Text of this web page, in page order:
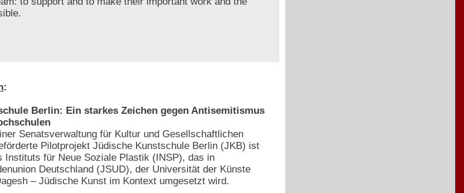
:
Berlin: Ein starkes Zeichen gegen Antisemitismus
Senatsverwaltung für Kultur und Gesellschaftlichen
Pilotprojekt Jüdische Kunstschule Berlin (JKB) ist
Instituts für Neue Soziale Plastik (INSP), das in
Deutschland (JSUD), der Universität der Künste
– Jüdische Kunst im Kontext umgesetzt wird.